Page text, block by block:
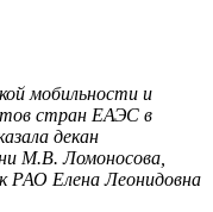
мобильности и
стран ЕАЭС в
декан
М.В. Ломоносова,
РАО Елена Леонидовна